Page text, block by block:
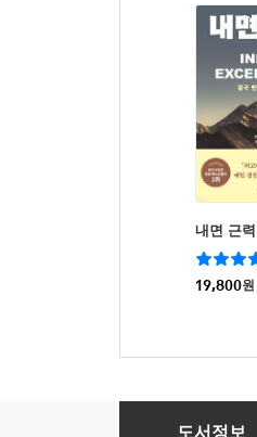
내면 근력
19,800원
자가 수리점
도서정보